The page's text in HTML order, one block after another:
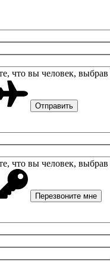
что вы человек, выбрав
что вы человек, выбрав